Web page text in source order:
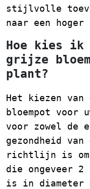
stijlvolle
naar een
Hoe kies ik
grijze
plant?
Het kiezen
bloempot voor
voor zowel de
gezondheid
richtlijn is om
die ongeveer
is in diameter